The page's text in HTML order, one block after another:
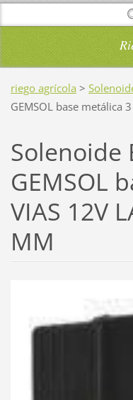
riego agrícola >
GEMSOL base metálica
Solenoide
GEMSOL
VIAS 12V
MM